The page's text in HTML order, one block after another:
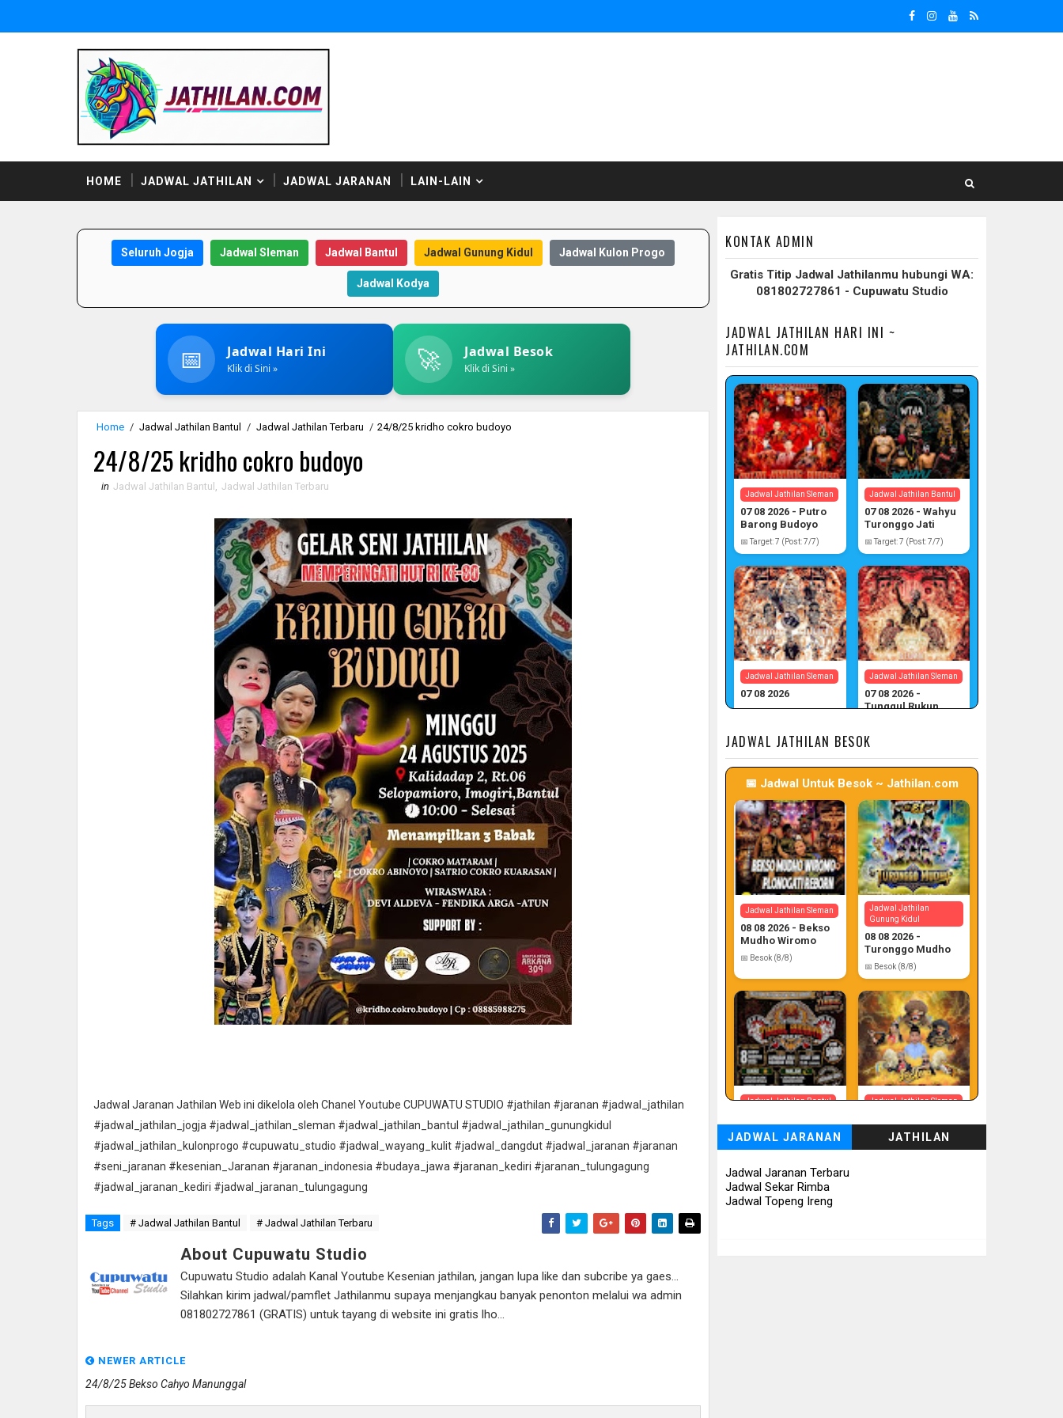
HOME JADWAL JATHILAN JADWAL JARANAN LAIN-LAIN
Seluruh Jogja Jadwal Sleman Jadwal Bantul Jadwal Gunung Kidul Jadwal Kulon Progo
Jadwal Kodya
📅 Jadwal Hari Ini
Klik di Sini » 🚀 Jadwal Besok
Klik di Sini »
Home / Jadwal Jathilan Bantul / Jadwal Jathilan Terbaru / 24/8/25 kridho cokro budoyo
24/8/25 kridho cokro budoyo
in Jadwal Jathilan Bantul Jadwal Jathilan Terbaru
Jadwal Jaranan Jathilan Web ini dikelola oleh Chanel Youtube CUPUWATU STUDIO #jathilan #jaranan #jadwal_jathilan
#jadwal_jathilan_jogja #jadwal_jathilan_sleman #jadwal_jathilan_bantul #jadwal_jathilan_gunungkidul
#jadwal_jathilan_kulonprogo #cupuwatu_studio #jadwal_wayang_kulit #jadwal_dangdut #jadwal_jaranan #jaranan
#seni_jaranan #kesenian_Jaranan #jaranan_indonesia #budaya_jawa #jaranan_kediri #jaranan_tulungagung
#jadwal_jaranan_kediri #jadwal_jaranan_tulungagung
Tags # Jadwal Jathilan Bantul # Jadwal Jathilan Terbaru
About Cupuwatu Studio
Cupuwatu Studio adalah Kanal Youtube Kesenian jathilan, jangan lupa like dan subcribe ya gaes...
Silahkan kirim jadwal/pamflet Jathilanmu supaya menjangkau banyak penonton melalui wa admin
081802727861 (GRATIS) untuk tayang di website ini gratis lho...
NEWER ARTICLE
24/8/25 Bekso Cahyo Manunggal
KONTAK ADMIN
Gratis Titip Jadwal Jathilanmu hubungi WA:
081802727861 - Cupuwatu Studio
JADWAL JATHILAN HARI INI ~
JATHILAN.COM
Jadwal Jathilan Sleman
07 08 2026 - Putro
Barong Budoyo
📅 Target: 7 (Post: 7/7)
Jadwal Jathilan Bantul
07 08 2026 - Wahyu
Turonggo Jati
Atmojo
📅 Target: 7 (Post: 7/7)
Jadwal Jathilan Sleman
07 08 2026
Jadwal Jathilan Sleman
07 08 2026 -
Tunggul Rukun
JADWAL JATHILAN BESOK
📅 Jadwal Untuk Besok ~ Jathilan.com
Jadwal Jathilan Sleman
08 08 2026 - Bekso
Mudho Wiromo
📅 Besok (8/8)
Jadwal Jathilan
Gunung Kidul
08 08 2026 -
Turonggo Mudho
📅 Besok (8/8)
Jadwal Jathilan Bantul
Budhoyo
📅 Besok (8/8)
Jadwal Jathilan Sleman
Turonggo Mudho
Budoyo
📅 Besok (8/8)
JADWAL JARANAN JATHILAN
Jadwal Jaranan Terbaru
Jadwal Sekar Rimba
Jadwal Topeng Ireng